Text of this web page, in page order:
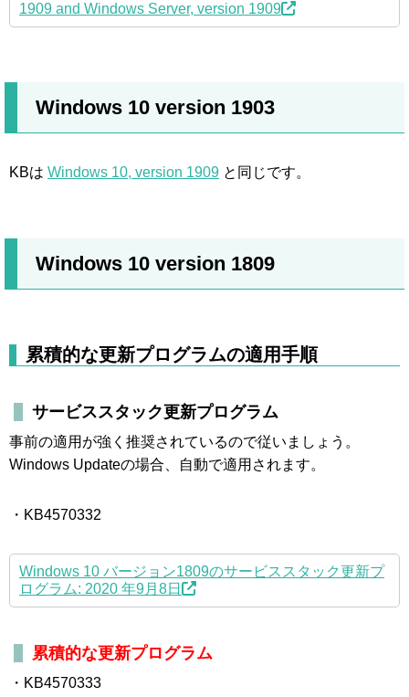
1909 and Windows Server, version 1909
Windows 10 version 1903
KBは Windows 10, version 1909 と同じです。
Windows 10 version 1809
累積的な更新プログラムの適用手順
サービススタック更新プログラム
事前の適用が強く推奨されているので従いましょう。
Windows Updateの場合、自動で適用されます。
・KB4570332
Windows 10 バージョン1809のサービススタック更新プ
ログラム: 2020 年9月8日
累積的な更新プログラム
・KB4570333